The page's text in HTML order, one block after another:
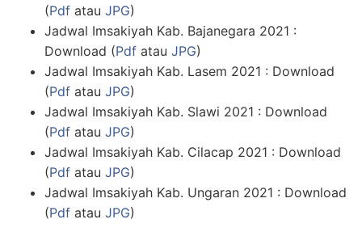
(Pdf atau JPG)
Jadwal Imsakiyah Kab. Bajanegara 2021 :
Download (Pdf atau JPG)
Jadwal Imsakiyah Kab. Lasem 2021 : Download
(Pdf atau JPG)
Jadwal Imsakiyah Kab. Slawi 2021 : Download
(Pdf atau JPG)
Jadwal Imsakiyah Kab. Cilacap 2021 : Download
(Pdf atau JPG)
Jadwal Imsakiyah Kab. Ungaran 2021 : Download
(Pdf atau JPG)